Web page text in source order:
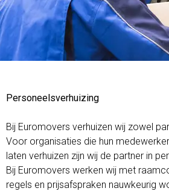
Personeelsverhuizing
Bij Euromovers verhuizen wij zowel
Voor organisaties die hun
laten verhuizen zijn wij de partner in
Bij Euromovers werken wij met
regels en prijsafspraken nauwkeurig